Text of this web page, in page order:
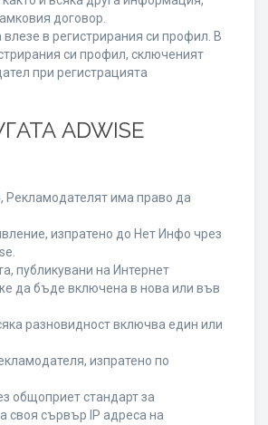
договор.
в регистрирания си профил. В
си профил, сключеният
при регистрацията
ADWISE
Рекламодателят има право да
изпратено до Нет Инфо чрез
публикувани на Интернет
да бъде включена в нова или във
разновидност включва един или
изпратено по
общоприет стандарт за
своя сървър IP адреса на